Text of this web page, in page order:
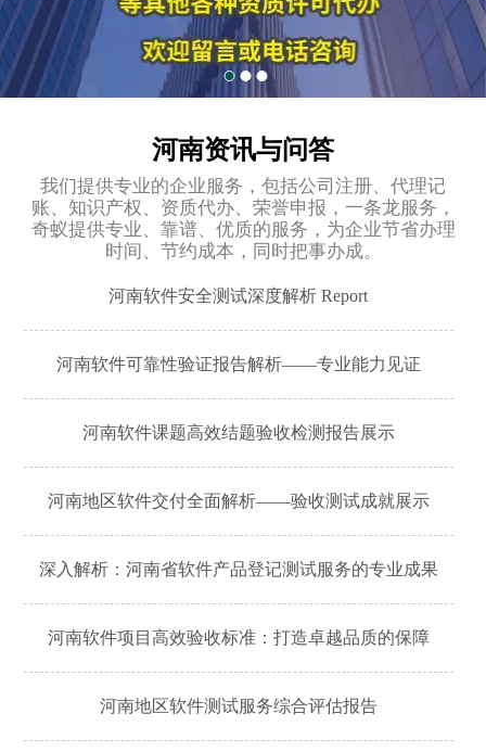
河南资讯与问答
我们提供专业的企业服务，包括公司注册、代理记
账、知识产权、资质代办、荣誉申报，一条龙服务，
奇蚁提供专业、靠谱、优质的服务，为企业节省办理
时间、节约成本，同时把事办成。
河南软件安全测试深度解析 Report
河南软件可靠性验证报告解析——专业能力见证
河南软件课题高效结题验收检测报告展示
河南地区软件交付全面解析——验收测试成就展示
深入解析：河南省软件产品登记测试服务的专业成果
河南软件项目高效验收标准：打造卓越品质的保障
河南地区软件测试服务综合评估报告